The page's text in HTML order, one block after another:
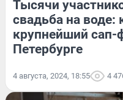
Тысячи
свадьба на воде:
крупнейший сап-
Петербурге
4 августа, 2024, 18:55 4